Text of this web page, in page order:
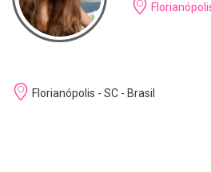
Florianópolis - SC - Brasil